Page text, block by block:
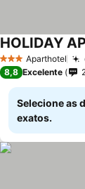
3 EstrelasAparthotel
Ver preços
8,8 Excelente
Selecione as
exatos.